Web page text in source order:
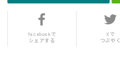
facebookで
シェアする
Xで
つぶやく